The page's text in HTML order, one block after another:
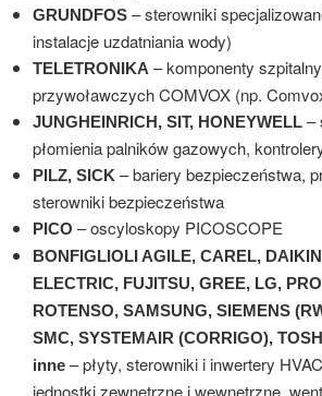
GRUNDFOS – sterowniki
instalacje uzdatniania wody)
TELETRONIKA – komponenty
przywoławczych COMVOX (np.
JUNGHEINRICH, SIT, HONEYWELL –
płomienia palników gazowych,
PILZ, SICK – bariery bezpieczeństwa,
sterowniki bezpieczeństwa
PICO – oscyloskopy PICOSCOPE
BONFIGLIOLI AGILE, CAREL,
ELECTRIC, FUJITSU, GREE, LG,
ROTENSO, SAMSUNG, SIEMENS
SMC, SYSTEMAIR (CORRIGO),
inne – płyty, sterowniki i inwertery
jednostki zewnętrzne i wewnętrzne,